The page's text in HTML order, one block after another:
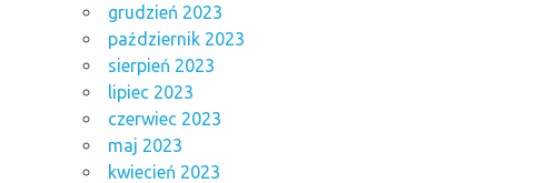
grudzień 2023
październik 2023
sierpień 2023
lipiec 2023
czerwiec 2023
maj 2023
kwiecień 2023